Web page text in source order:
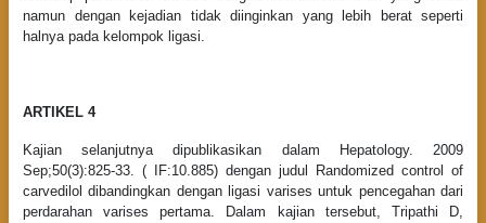
namun dengan kejadian tidak diinginkan yang lebih berat seperti
halnya pada kelompok ligasi.
ARTIKEL 4
Kajian selanjutnya dipublikasikan dalam Hepatology. 2009
Sep;50(3):825-33. ( IF:10.885) dengan judul Randomized control of
carvedilol dibandingkan dengan ligasi varises untuk pencegahan dari
perdarahan varises pertama. Dalam kajian tersebut, Tripathi D,